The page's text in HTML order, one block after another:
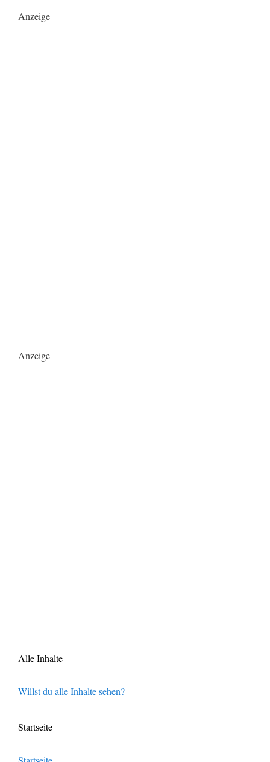
Anzeige
Anzeige
Alle Inhalte
Willst du alle Inhalte sehen?
Startseite